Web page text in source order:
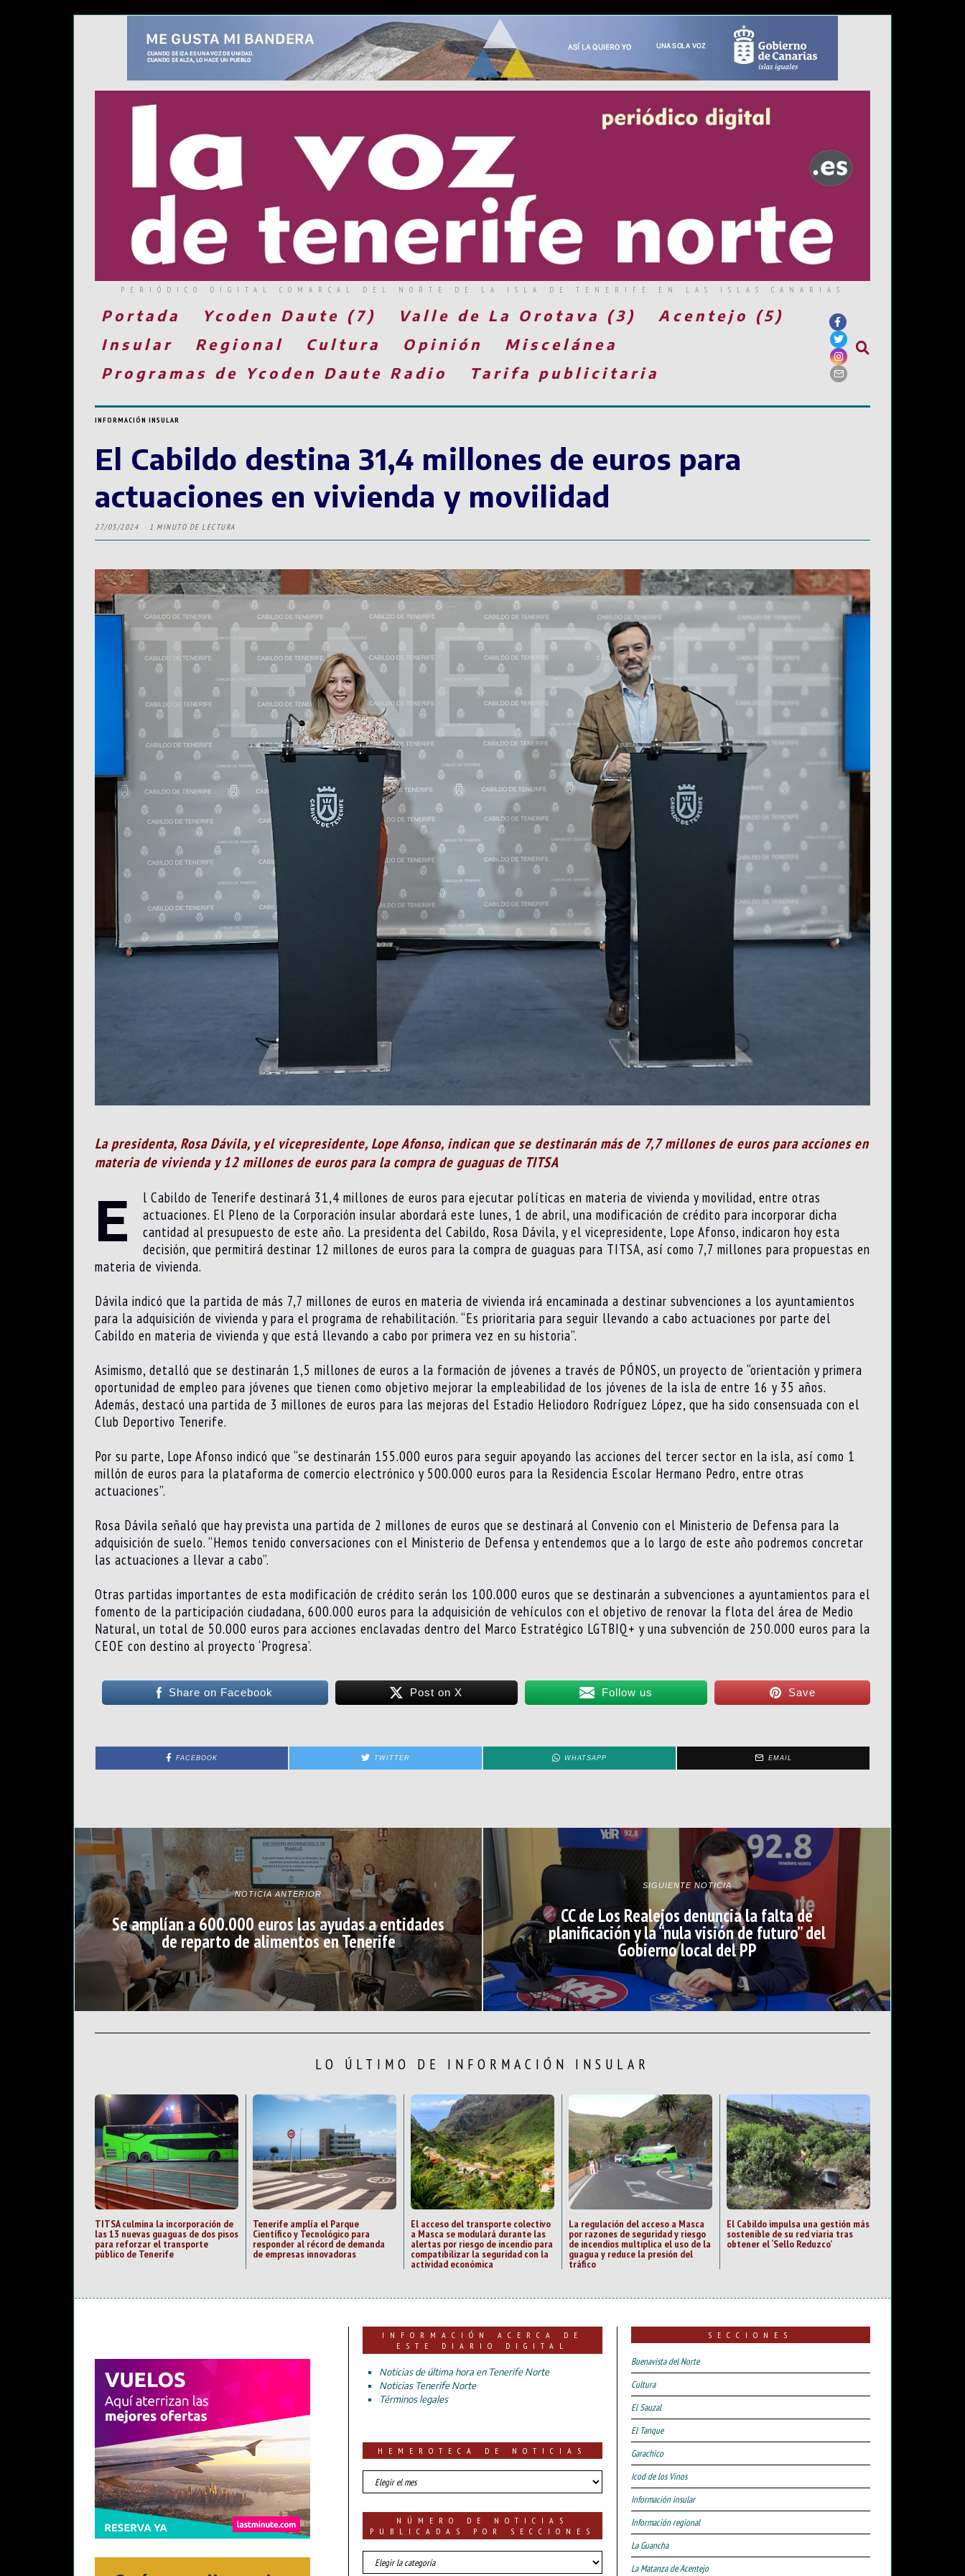
PERIÓDICO DIGITAL COMARCAL DEL NORTE DE LA ISLA DE TENERIFE EN LAS ISLAS CANARIAS
Portada Ycoden Daute (7) Valle de La Orotava (3)
Acentejo (5)
Insular
Regional Cultura Opinión
Miscelánea
Programas de Ycoden Daute Radio
Tarifa publicitaria
INFORMACIÓN INSULAR
El Cabildo destina 31,4 millones de euros para
actuaciones en vivienda y movilidad
27/03/2024 1 MINUTO DE LECTURA
La presidenta, Rosa Dávila, y el vicepresidente, Lope Afonso, indican que se destinarán más de 7,7 millones de euros para acciones en
materia de vivienda y 12 millones de euros para la compra de guaguas de TITSA
E
l Cabildo de Tenerife destinará 31,4 millones de euros para ejecutar políticas en materia de vivienda y movilidad, entre otras
actuaciones. El Pleno de la Corporación insular abordará este lunes, 1 de abril, una modificación de crédito para incorporar dicha
cantidad al presupuesto de este año. La presidenta del Cabildo, Rosa Dávila, y el vicepresidente, Lope Afonso, indicaron hoy esta
decisión, que permitirá destinar 12 millones de euros para la compra de guaguas para TITSA, así como 7,7 millones para propuestas en
materia de vivienda.
Dávila indicó que la partida de más 7,7 millones de euros en materia de vivienda irá encaminada a destinar subvenciones a los ayuntamientos
para la adquisición de vivienda y para el programa de rehabilitación. “Es prioritaria para seguir llevando a cabo actuaciones por parte del
Cabildo en materia de vivienda y que está llevando a cabo por primera vez en su historia”.
Asimismo, detalló que se destinarán 1,5 millones de euros a la formación de jóvenes a través de PÓNOS, un proyecto de “orientación y primera
oportunidad de empleo para jóvenes que tienen como objetivo mejorar la empleabilidad de los jóvenes de la isla de entre 16 y 35 años.
Además, destacó una partida de 3 millones de euros para las mejoras del Estadio Heliodoro Rodríguez López, que ha sido consensuada con el
Club Deportivo Tenerife.
Por su parte, Lope Afonso indicó que “se destinarán 155.000 euros para seguir apoyando las acciones del tercer sector en la isla, así como 1
millón de euros para la plataforma de comercio electrónico y 500.000 euros para la Residencia Escolar Hermano Pedro, entre otras
actuaciones”.
Rosa Dávila señaló que hay prevista una partida de 2 millones de euros que se destinará al Convenio con el Ministerio de Defensa para la
adquisición de suelo. “Hemos tenido conversaciones con el Ministerio de Defensa y entendemos que a lo largo de este año podremos concretar
las actuaciones a llevar a cabo”.
Otras partidas importantes de esta modificación de crédito serán los 100.000 euros que se destinarán a subvenciones a ayuntamientos para el
fomento de la participación ciudadana, 600.000 euros para la adquisición de vehículos con el objetivo de renovar la flota del área de Medio
Natural, un total de 50.000 euros para acciones enclavadas dentro del Marco Estratégico LGTBIQ+ y una subvención de 250.000 euros para la
CEOE con destino al proyecto ‘Progresa’.
Share on Facebook Post on X Follow us Save
FACEBOOK TWITTER WHATSAPP EMAIL
NOTICIA ANTERIOR
Se amplían a 600.000 euros las ayudas a entidades
de reparto de alimentos en Tenerife
SIGUIENTE NOTICIA
CC de Los Realejos denuncia la falta de
planificación y la “nula visión de futuro” del
Gobierno local del PP
LO ÚLTIMO DE INFORMACIÓN INSULAR
TITSA culmina la incorporación de
las 13 nuevas guaguas de dos pisos
para reforzar el transporte
público de Tenerife
Tenerife amplía el Parque
Científico y Tecnológico para
responder al récord de demanda
de empresas innovadoras
El acceso del transporte colectivo
a Masca se modulará durante las
alertas por riesgo de incendio para
compatibilizar la seguridad con la
actividad económica
La regulación del acceso a Masca
por razones de seguridad y riesgo
de incendios multiplica el uso de la
guagua y reduce la presión del
tráfico
El Cabildo impulsa una gestión más
sostenible de su red viaria tras
obtener el ‘Sello Reduzco’
INFORMACIÓN ACERCA DE
ESTE DIARIO DIGITAL
Noticias de última hora en Tenerife Norte
Noticias Tenerife Norte
Términos legales
HEMEROTECA DE NOTICIAS
HEMEROTECA
DE
NÚMERO DE NOTICIAS
PUBLICADAS POR SECCIONES
número
de
SECCIONES
Buenavista del Norte
Cultura
El Sauzal
El Tanque
Garachico
Icod de los Vinos
Información insular
Información regional
La Guancha
La Matanza de Acentejo